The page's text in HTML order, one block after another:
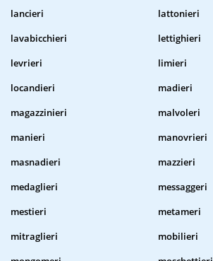
lancieri
lattonieri
lavabicchieri
lettighieri
levrieri
limieri
locandieri
madieri
magazzinieri
malvoleri
manieri
manovrieri
masnadieri
mazzieri
medaglieri
messaggeri
mestieri
metameri
mitraglieri
mobilieri